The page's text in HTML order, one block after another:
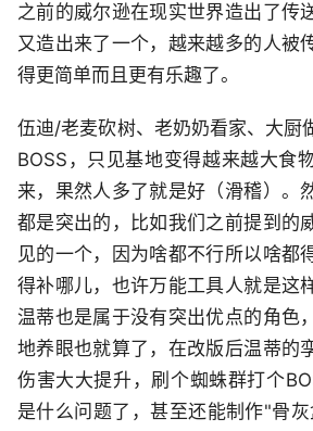
之前的威尔逊在现实世界造出了传
又造出来了一个，越来越多的人被
得更简单而且更有乐趣了。
伍迪/老麦砍树、老奶奶看家、大厨
BOSS，只见基地变得越来越大食
来，果然人多了就是好（滑稽）。
都是突出的，比如我们之前提到的
见的一个，因为啥都不行所以啥都
得补哪儿，也许万能工具人就是这
温蒂也是属于没有突出优点的角色
地养眼也就算了，在改版后温蒂的
伤害大大提升，刷个蜘蛛群打个
是什么问题了，甚至还能制作"骨